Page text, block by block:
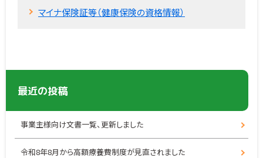
マイナ保険証等（健康保険の資格情報）
最近の投稿
事業主様向け文書一覧、更新しました
令和8年8月から高額療養費制度が見直されました